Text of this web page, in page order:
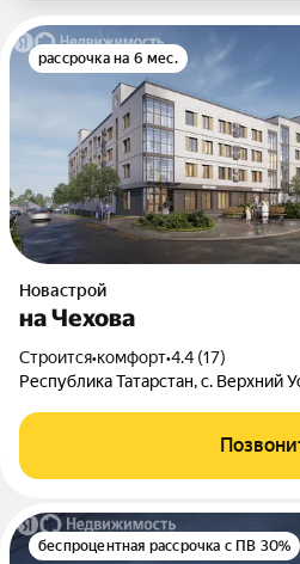
рассрочка на 6 мес.
Новастрой
на Чехова
Строится•комфорт•4.4 (17)
Республика Татарстан, с. Верхний
беспроцентная рассрочка с ПВ 30%